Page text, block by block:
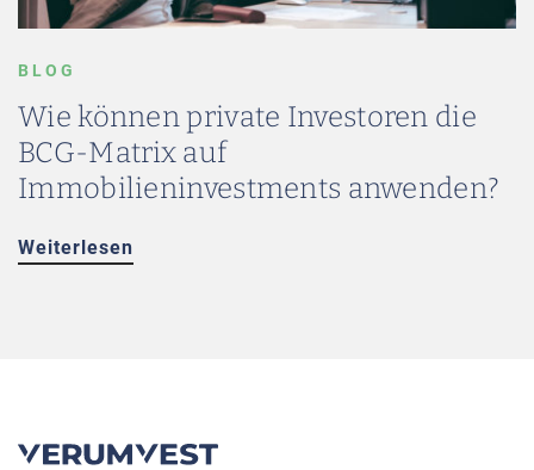
BLOG
Wie können private Investoren die
BCG-Matrix auf
Immobilieninvestments anwenden?
Weiterlesen